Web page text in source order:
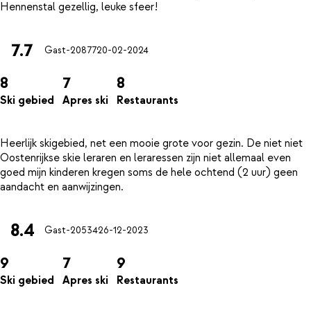
7.7 Gast-2087720-02-2024
8
Ski gebied
7
Apres ski
8
Restaurants
Heerlijk skigebied, net een mooie grote voor gezin. De niet niet
Oostenrijkse skie leraren en leraressen zijn niet allemaal even
goed mijn kinderen kregen soms de hele ochtend (2 uur) geen
8.4 Gast-2053426-12-2023
9
Ski gebied
7
Apres ski
9
Restaurants